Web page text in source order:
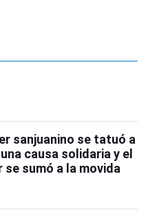
sanjuanino se tatuó a
causa solidaria y el
se sumó a la movida